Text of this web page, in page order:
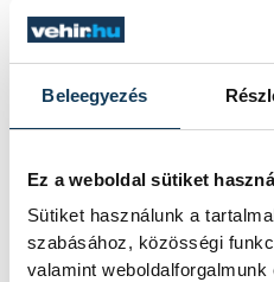
Beleegyezés
Ez a weboldal sütiket
Sütiket használunk a
szabásához, közösségi
valamint